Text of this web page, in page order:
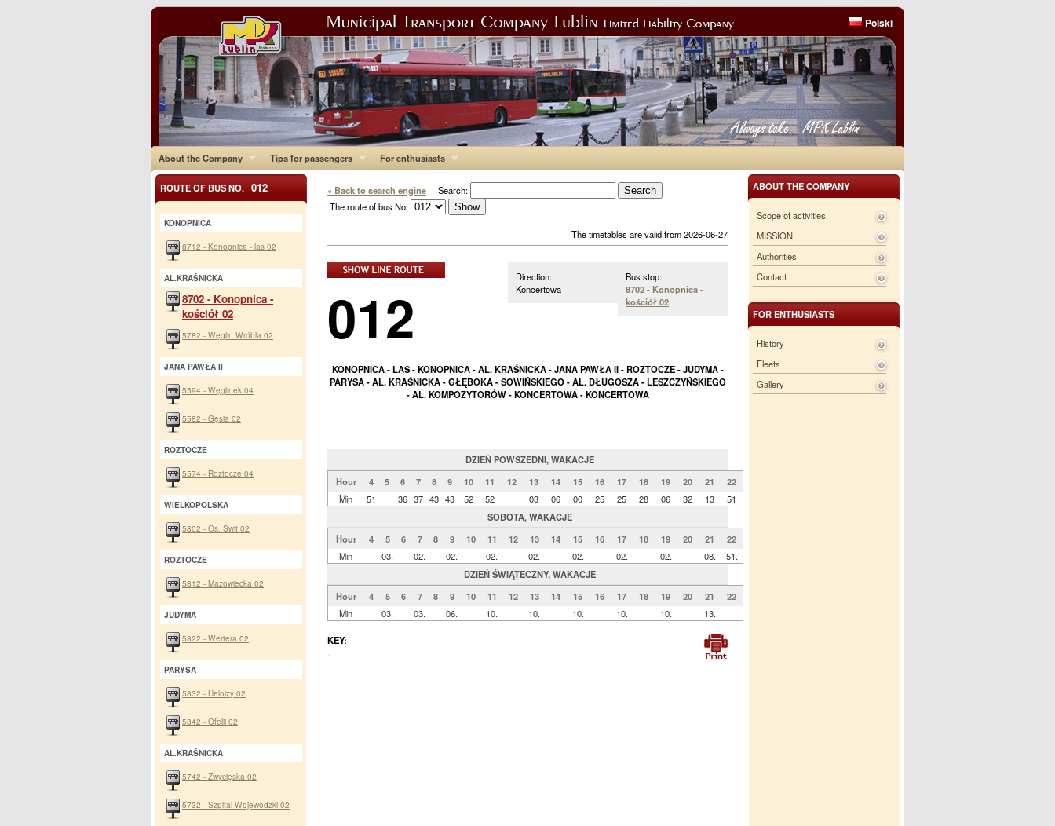
Polski
About the Company Tips for passengers For enthusiasts
ABOUT THE COMPANY
Scope of activities
MISSION
Authorities
Contact
FOR ENTHUSIASTS
History
Fleets
Gallery
« Back to search engine Search:
The route of bus No:
The timetables are valid from 2026-06-27
Bus stop:
8702 - Konopnica -
kościół 02
Direction:
Koncertowa
012
KONOPNICA - LAS - KONOPNICA - AL. KRAŚNICKA - JANA PAWŁA II - ROZTOCZE - JUDYMA -
PARYSA - AL. KRAŚNICKA - GŁĘBOKA - SOWIŃSKIEGO - AL. DŁUGOSZA - LESZCZYŃSKIEGO
- AL. KOMPOZYTORÓW - KONCERTOWA - KONCERTOWA
DZIEŃ POWSZEDNI, WAKACJE
Hour
4 5 6 7 8 9 10 11 12 13 14 15 16 17 18 19 20 21
22
Min
51 36 37 43 43 52 52 03 06 00 25 25 28 06 32 13
51
SOBOTA, WAKACJE
Hour
4 5 6 7 8 9 10 11 12 13 14 15 16 17 18 19 20 21
22
Min
03. 02. 02. 02. 02. 02. 02. 02. 08.
51.
DZIEŃ ŚWIĄTECZNY, WAKACJE
Hour
4 5 6 7 8 9 10 11 12 13 14 15 16 17 18 19 20 21
22
Min
03. 03. 06. 10. 10. 10. 10. 10. 13.
KEY:
.
ROUTE OF BUS NO. 012
KONOPNICA
8712 - Konopnica - las 02
AL.KRAŚNICKA
8702 - Konopnica -
kościół 02
5782 - Węglin Wróbla 02
JANA PAWŁA II
5594 - Węglinek 04
5582 - Gęsia 02
ROZTOCZE
5574 - Roztocze 04
WIELKOPOLSKA
5802 - Os. Świt 02
ROZTOCZE
5812 - Mazowiecka 02
JUDYMA
5822 - Wertera 02
PARYSA
5832 - Heloizy 02
5842 - Ofelii 02
AL.KRAŚNICKA
5742 - Zwycięska 02
5732 - Szpital Wojewódzki 02